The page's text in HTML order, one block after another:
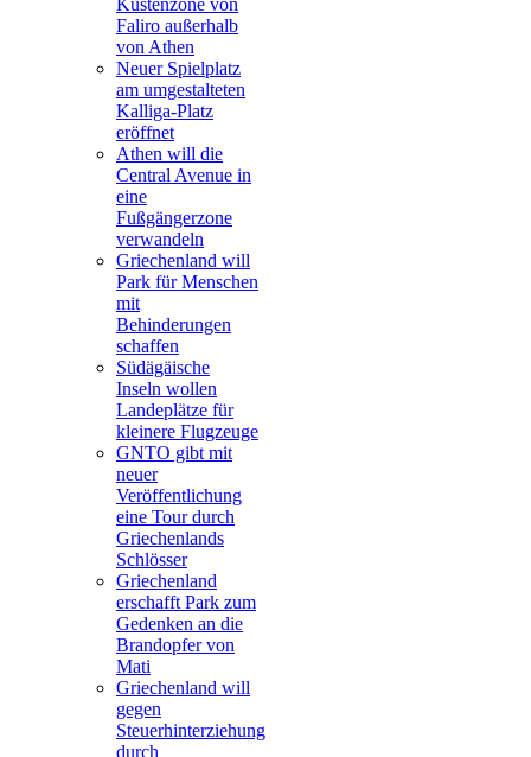
Küstenzone von
Faliro außerhalb
von Athen
Neuer Spielplatz
am umgestalteten
Kalliga-Platz
eröffnet
Athen will die
Central Avenue in
eine
Fußgängerzone
verwandeln
Griechenland will
Park für Menschen
mit
Behinderungen
schaffen
Südägäische
Inseln wollen
Landeplätze für
kleinere Flugzeuge
GNTO gibt mit
neuer
Veröffentlichung
eine Tour durch
Griechenlands
Schlösser
Griechenland
erschafft Park zum
Gedenken an die
Brandopfer von
Mati
Griechenland will
gegen
Steuerhinterziehung
durch